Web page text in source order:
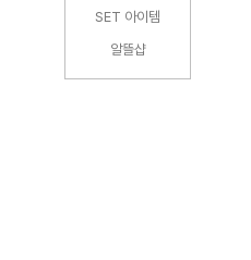
SET 아이템
알뜰샵